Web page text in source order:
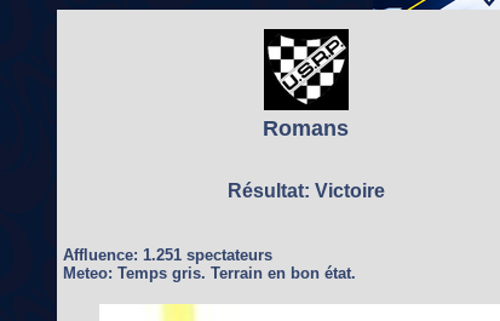
Romans
Résultat: Victoire
Affluence: 1.251 spectateurs
Meteo: Temps gris. Terrain en bon état.